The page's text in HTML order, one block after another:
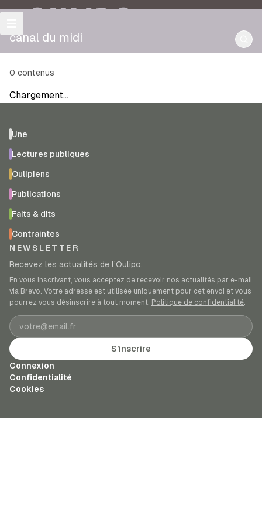
OULIPO
canal du midi
0 contenus
Chargement…
Une
Lectures publiques
Oulipiens
Publications
Faits & dits
Contraintes
NEWSLETTER
Recevez les actualités de l’Oulipo.
En vous inscrivant, vous acceptez de recevoir nos actualités par e-mail
via Brevo. Votre adresse est utilisée uniquement pour cet envoi et vous
pourrez vous désinscrire à tout moment. Politique de confidentialité.
Adresse e-mail
S’inscrire
Connexion
Confidentialité
Cookies